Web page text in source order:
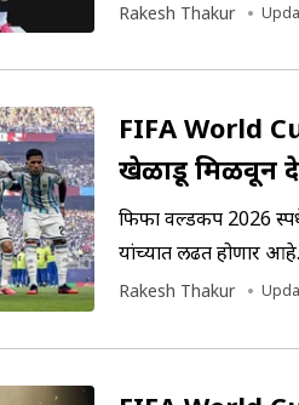
विक्रम मोडीत काढले
Rakesh Thakur
FIFA World
खेळाडू मिळवून
फिफा वर्ल्डकप 2026
यांच्यात लढत होणार
अर्जेंटीनाच्या एका
Rakesh Thakur